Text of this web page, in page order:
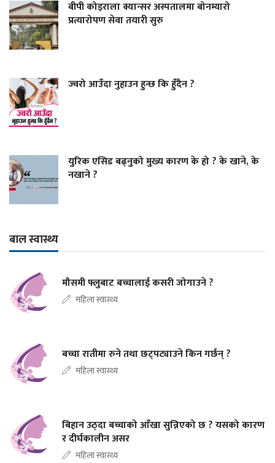
बीपी कोइराला क्यान्सर अस्पतालमा बोनम्यारो
प्रत्यारोपण सेवा तयारी सुरु
ज्वरो आउँदा नुहाउन हुन्छ कि हुँदैन ?
युरिक एसिड बढ्नुको मुख्य कारण के हो ? के खाने, के
नखाने ?
बाल स्वास्थ्य
मौसमी फ्लुबाट बच्चालाई कसरी जोगाउने ?
महिला स्वास्थ्य
बच्चा रातीमा रुने तथा छट्पट्याउने किन गर्छन् ?
महिला स्वास्थ्य
बिहान उठ्दा बच्चाको आँखा सुन्निएको छ ? यसको कारण
र दीर्घकालीन असर
महिला स्वास्थ्य